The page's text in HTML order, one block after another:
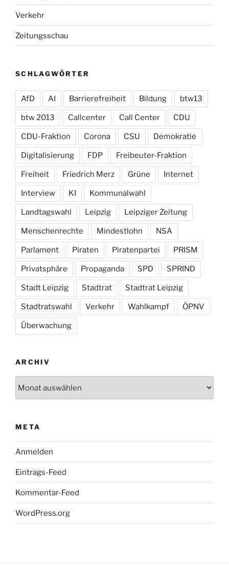
Verkehr
Zeitungsschau
SCHLAGWÖRTER
AfD AI Barrierefreiheit Bildung btw13
btw 2013 Callcenter Call Center CDU
CDU-Fraktion Corona CSU Demokratie
Digitalisierung FDP Freibeuter-Fraktion
Freiheit Friedrich Merz Grüne Internet
Interview KI Kommunalwahl
Landtagswahl Leipzig Leipziger Zeitung
Menschenrechte Mindestlohn NSA
Parlament Piraten Piratenpartei PRISM
Privatsphäre Propaganda SPD SPRIND
Stadt Leipzig Stadtrat Stadtrat Leipzig
Stadtratswahl Verkehr Wahlkampf ÖPNV
Überwachung
ARCHIV
META
Anmelden
Eintrags-Feed
Kommentar-Feed
WordPress.org